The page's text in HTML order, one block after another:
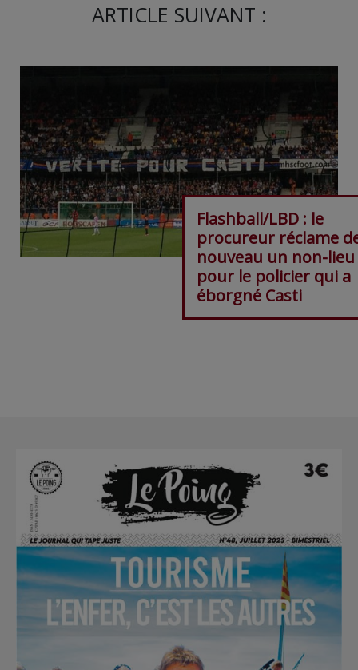
ARTICLE SUIVANT :
Flashball/LBD : le
procureur réclame
nouveau un non-lieu
pour le policier qui a
éborgné Casti